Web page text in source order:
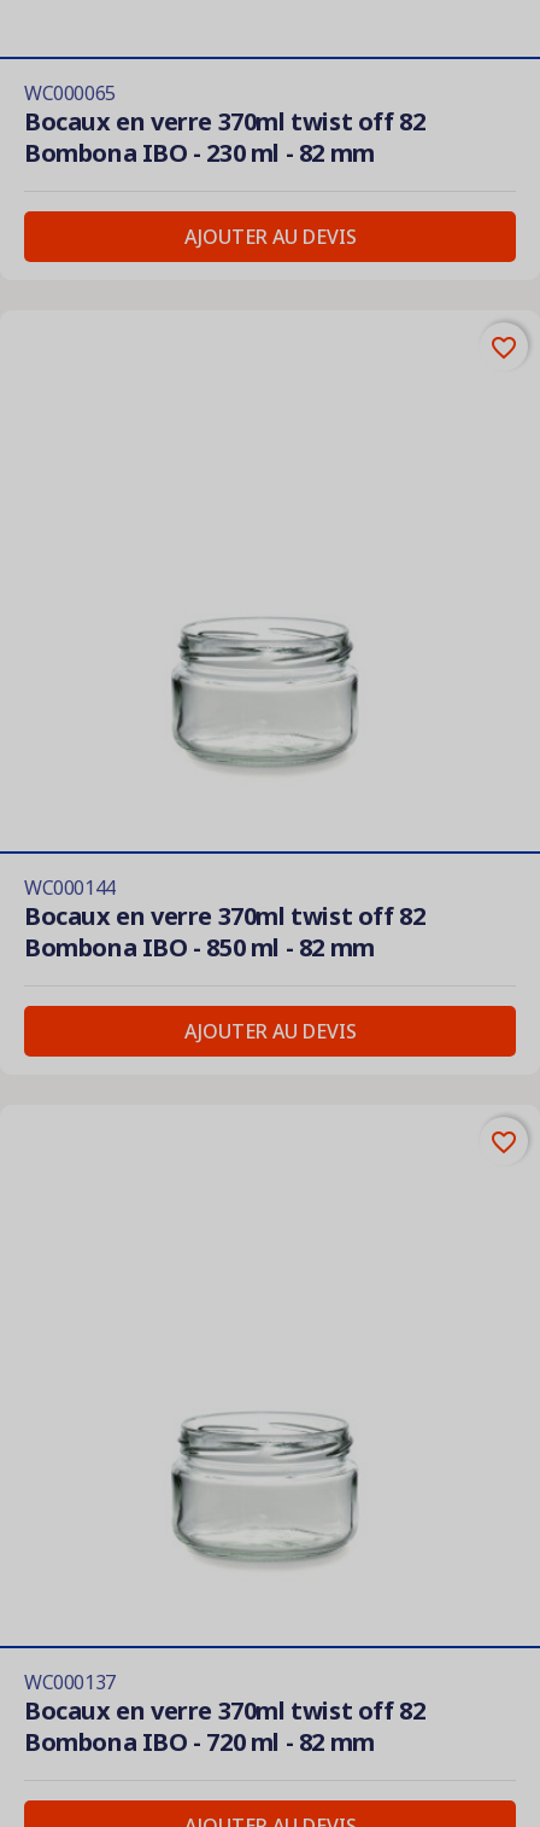
WC000065
Bocaux en verre 370ml twist off 82
Bombona IBO - 230 ml - 82 mm
AJOUTER AU DEVIS
WC000144
Bocaux en verre 370ml twist off 82
Bombona IBO - 850 ml - 82 mm
AJOUTER AU DEVIS
favorite_border
WC000137
Bocaux en verre 370ml twist off 82
Bombona IBO - 720 ml - 82 mm
favorite_border